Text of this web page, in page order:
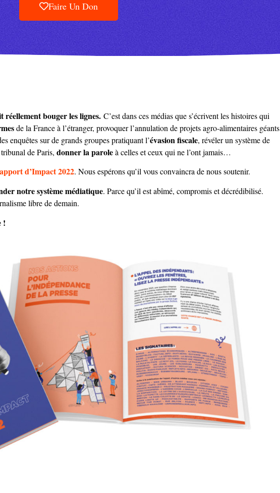
Faire Un Don
réellement bouger les lignes. C’est dans ces médias que s’écrivent les histoires qui
de la France à l’étranger, provoquer l’annulation de projets agro-alimentaires géants
enquêtes sur de grands groupes pratiquant l’évasion fiscale, révéler un système de
de Paris, donner la paroleà celles et ceux qui ne l’ont jamais…
d’Impact 2022. Nous espérons qu’il vous convaincra de nous soutenir.
notre système médiatique. Parce qu’il est abîmé, compromis et décrédibilisé.
libre de demain.
!